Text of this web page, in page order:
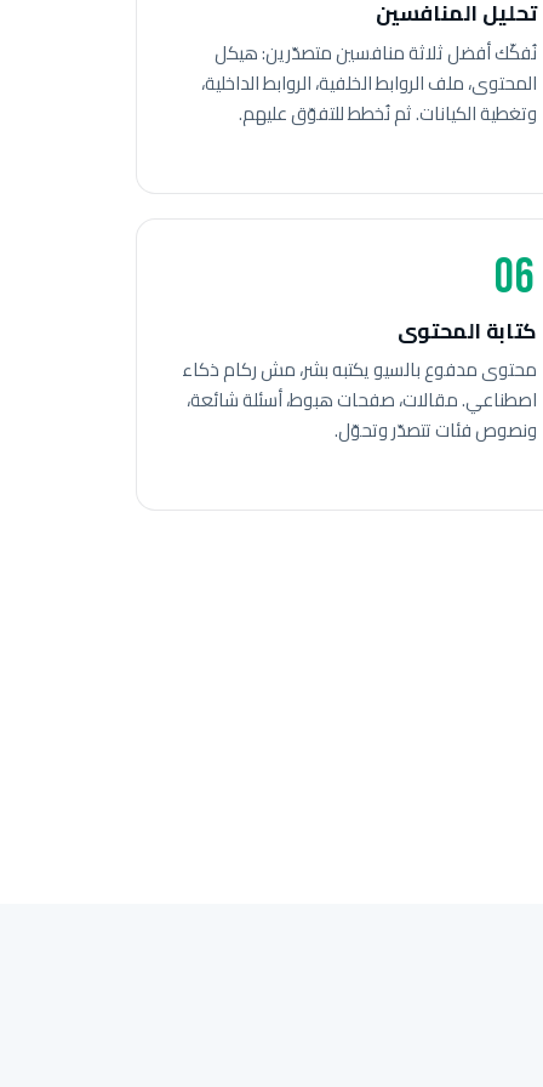
تحليل المنافسين
نُفكّك أفضل ثلاثة منافسين متصدّرين: هيكل
المحتوى، ملف الروابط الخلفية، الروابط الداخلية،
وتغطية الكيانات. ثم نُخطط للتفوّق عليهم.
06
كتابة المحتوى
محتوى مدفوع بالسيو يكتبه بشر، مش ركام ذكاء
اصطناعي. مقالات، صفحات هبوط، أسئلة شائعة،
ونصوص فئات تتصدّر وتحوّل.